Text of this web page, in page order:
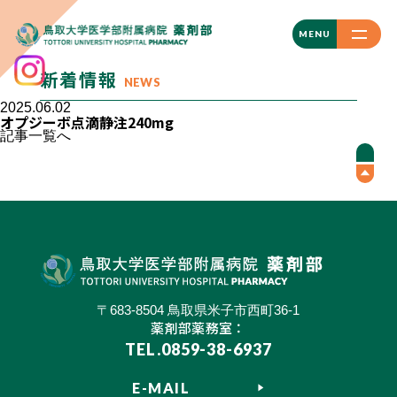
MENU
CLOSE
新着情報 NEWS
2025.06.02
オプジーボ点滴静注240mg
記事一覧へ
〒683-8504 鳥取県米子市西町36-1
薬剤部薬務室：
TEL.0859-38-6937
E-MAIL